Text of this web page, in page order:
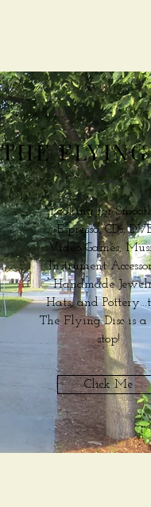
THE
Looking for
Espresso, CDs,
Video Games,
Instrument
Handmade
Hats, and
The Flying Disc is a
stop!
Click Me